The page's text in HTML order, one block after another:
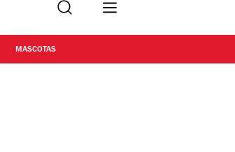
Buscar
MASCOTAS